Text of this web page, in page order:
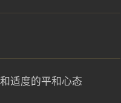
和适度的平和心态